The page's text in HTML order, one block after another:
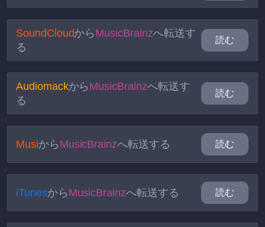
SoundCloudから MusicBrainzへ転送す
る
読む
Audiomackから MusicBrainzへ転送す
る
読む
Musiから MusicBrainzへ転送する 読む
iTunesから MusicBrainzへ転送する 読む